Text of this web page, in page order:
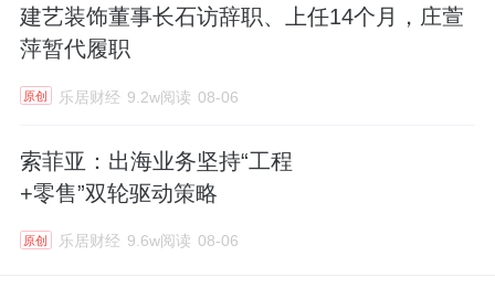
建艺装饰董事长石访辞职、上任14个月，庄萱
萍暂代履职
原创 乐居财经 9.2w阅读 08-06
索菲亚：出海业务坚持“工程
+零售”双轮驱动策略
原创 乐居财经 9.6w阅读 08-06